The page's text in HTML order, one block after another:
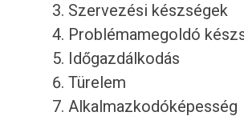
Szervezési készségek
Problémamegoldó
Időgazdálkodás
Türelem
Alkalmazkodóképesség